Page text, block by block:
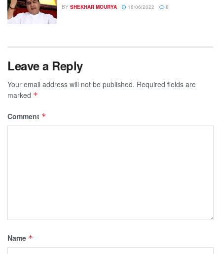
BY SHEKHAR MOURYA 18/06/2022 0
Leave a Reply
Your email address will not be published. Required fields are
marked *
Comment *
Name *